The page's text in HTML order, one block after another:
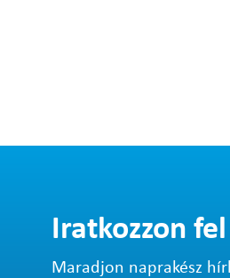
Iratkozzon
Maradjon naprakész